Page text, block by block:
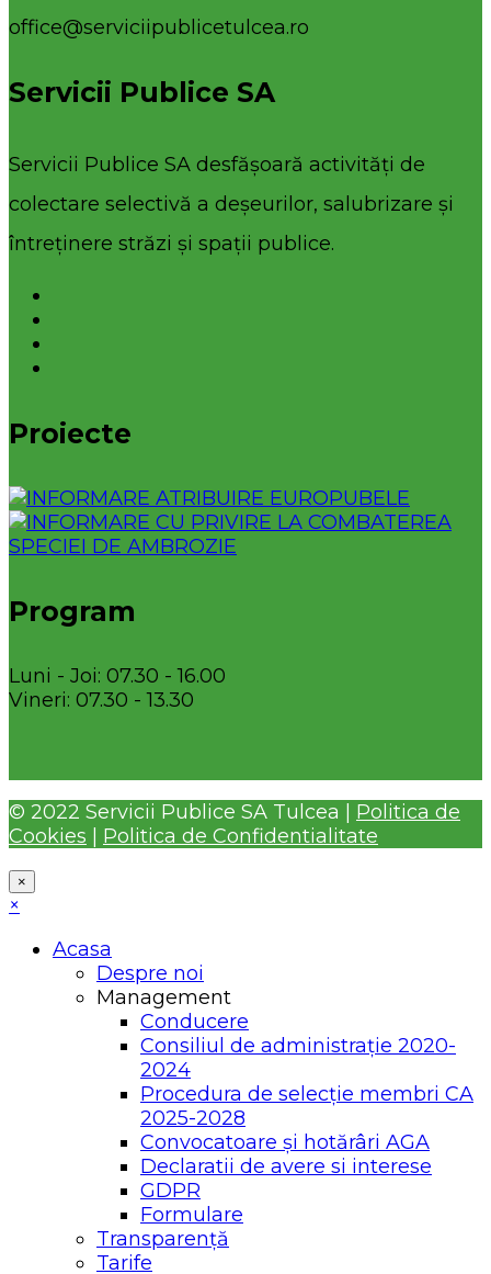
office@serviciipublicetulcea.ro
Servicii Publice SA
Servicii Publice SA desfășoară activități de
colectare selectivă a deșeurilor, salubrizare și
întreținere străzi și spații publice.
Proiecte
Program
Luni - Joi: 07.30 - 16.00
Vineri: 07.30 - 13.30
© 2022 Servicii Publice SA Tulcea | Politica de
Cookies
Politica de Confidentialitate
×
×
Acasa
Despre noi
Management
Conducere
Consiliul de administrație 2020-
2024
Procedura de selecție membri CA
2025-2028
Convocatoare și hotărâri AGA
Declaratii de avere si interese
GDPR
Formulare
Transparență
Tarife